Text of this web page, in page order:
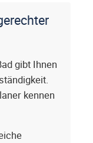
gibt Ihnen
kennen